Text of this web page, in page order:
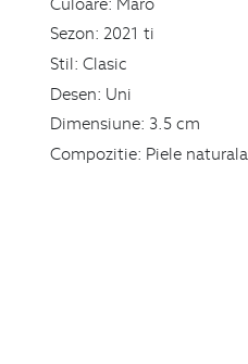
Sezon: 2021 ti
Stil: Clasic
Desen: Uni
Dimensiune: 3.5 cm
Compozitie: Piele naturala